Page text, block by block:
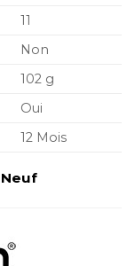
11
Non
102 g
Oui
12 Mois